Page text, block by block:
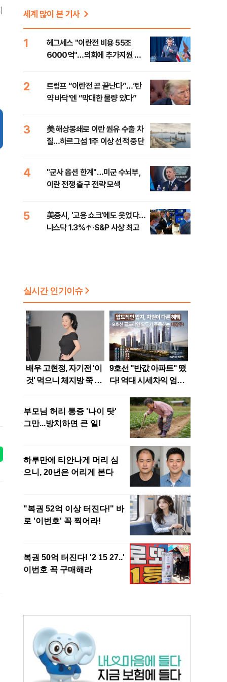
세계 많이 본 기사
1
헤그세스 "이란전 비용 55조
6000억"…의회에 추가지원 촉
2
트럼프 “이란전 곧 끝난다”…‘탄
약 바닥’엔 “막대한 물량 있다”
3
美 해상봉쇄로 이란 원유 수출 차
질…하르그섬 1주 이상 선적 중단
4
"군사 옵션 한계"…미군 수뇌부,
이란 전쟁 출구 전략 모색
5
美증시, '고용 쇼크'에도 웃었다…
나스닥 1.3%↑·S&P 사상 최고